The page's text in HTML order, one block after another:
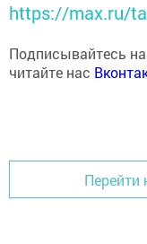
https://max.ru/
Подписывайтесь
читайте нас
Перейти